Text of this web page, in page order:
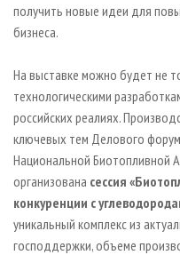
получить новые идеи для
бизнеса.
На выставке можно будет не
технологическими
российских реалиях.
ключевых тем Делового
Национальной Биотопливной
организована сессия
конкуренции с
уникальный комплекс из
господдержки, объеме